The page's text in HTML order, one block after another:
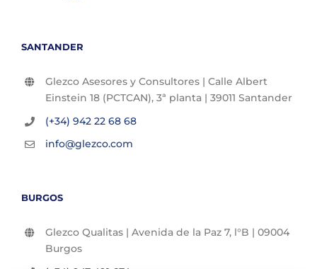
SANTANDER
Glezco Asesores y Consultores | Calle Albert
Einstein 18 (PCTCAN), 3ª planta | 39011 Santander
(+34) 942 22 68 68
info@glezco.com
BURGOS
Glezco Qualitas | Avenida de la Paz 7, l°B | 09004
Burgos